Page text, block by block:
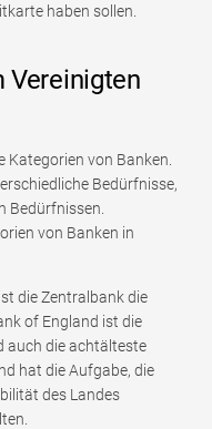
haben sollen.
Vereinigten
Kategorien von Banken.
Bedürfnisse,
Bedürfnissen.
von Banken in
die Zentralbank die
of England ist die
auch die achtälteste
hat die Aufgabe, die
des Landes